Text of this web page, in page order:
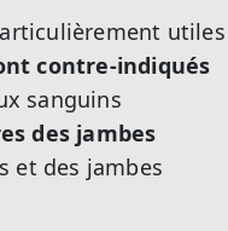
utiles
contre-indiqués
sanguins
des jambes
et des jambes